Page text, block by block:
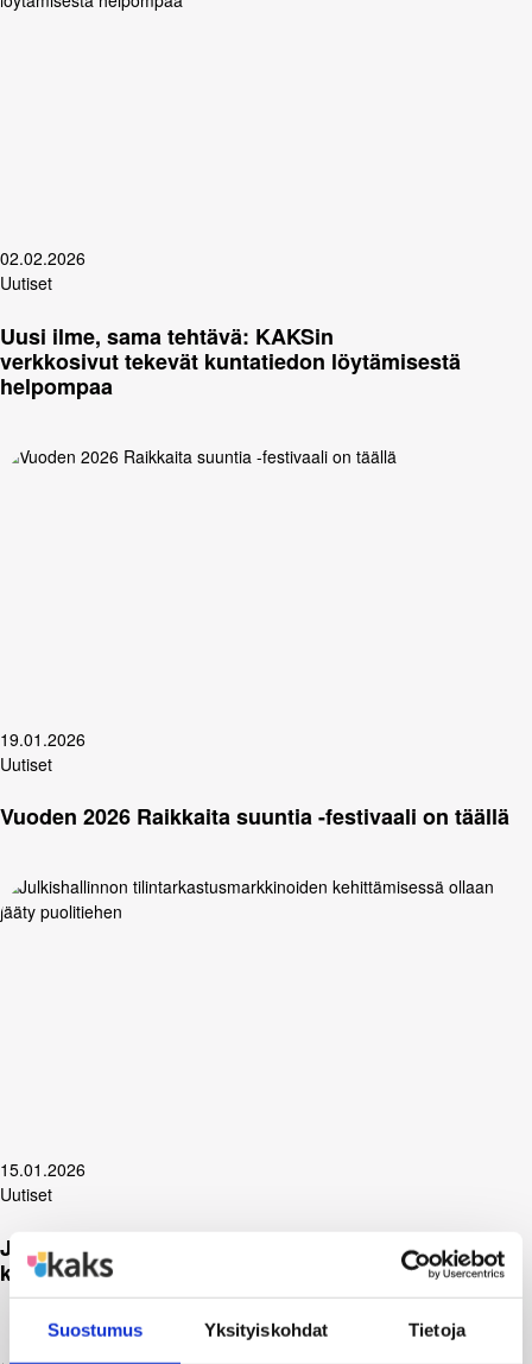
Suostumus Yksityiskohdat Tietoja
02.02.2026
Uutiset
Uusi ilme, sama tehtävä: KAKSin
verkkosivut tekevät kuntatiedon löytämisestä
helpompaa
19.01.2026
Uutiset
Vuoden 2026 Raikkaita suuntia -festivaali on täällä
15.01.2026
Uutiset
Julkishallinnon tilintarkastusmarkkinoiden
kehittämisessä ollaan jääty puolitiehen